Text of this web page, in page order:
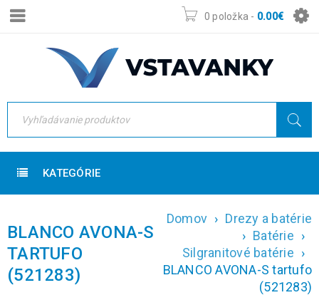
0 položka - 0.00€
KATEGÓRIE
BLANCO AVONA-S
TARTUFO
(521283)
Domov › Drezy a batérie
› Batérie ›
Silgranitové batérie ›
BLANCO AVONA-S tartufo
(521283)